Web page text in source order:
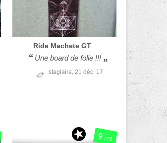
Ride Machete GT
Une board de folie !!!
stagiaire, 21 déc. 17
9/10